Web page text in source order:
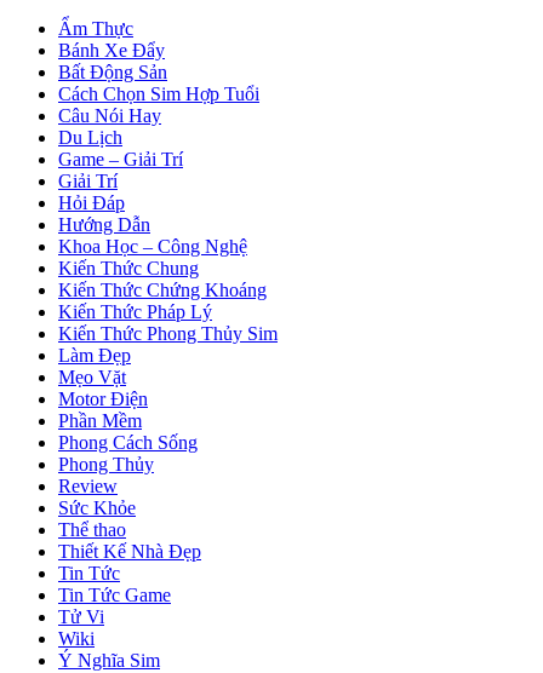
Ẩm Thực
Bánh Xe Đẩy
Bất Động Sản
Cách Chọn Sim Hợp Tuổi
Câu Nói Hay
Du Lịch
Game – Giải Trí
Giải Trí
Hỏi Đáp
Hướng Dẫn
Khoa Học – Công Nghệ
Kiến Thức Chung
Kiến Thức Chứng Khoáng
Kiến Thức Pháp Lý
Kiến Thức Phong Thủy Sim
Làm Đẹp
Mẹo Vặt
Motor Điện
Phần Mềm
Phong Cách Sống
Phong Thủy
Review
Sức Khỏe
Thể thao
Thiết Kế Nhà Đẹp
Tin Tức
Tin Tức Game
Tử Vi
Wiki
Ý Nghĩa Sim